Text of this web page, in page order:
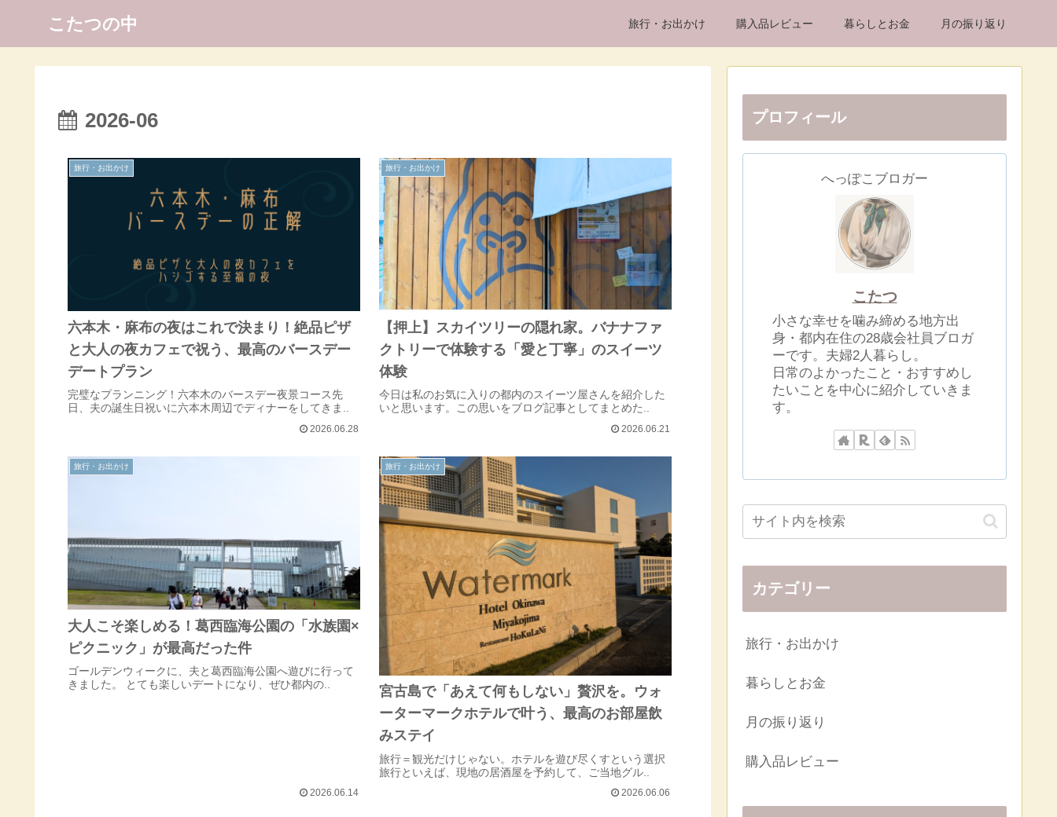
こたつの中 旅行・お出かけ 購入品レビュー 暮らしとお金 月の振り返り
2026-06
旅行・お出かけ
六本木・麻布の夜はこれで決まり！絶品ピザ
と大人の夜カフェで祝う、最高のバースデー
デートプラン
完璧なプランニング！六本木のバースデー夜景コース先
日、夫の誕生日祝いに六本木周辺でディナーをしてきま..
2026.06.28
旅行・お出かけ
【押上】スカイツリーの隠れ家。バナナファ
クトリーで体験する「愛と丁寧」のスイーツ
体験
今日は私のお気に入りの都内のスイーツ屋さんを紹介した
いと思います。この思いをブログ記事としてまとめた..
2026.06.21
旅行・お出かけ
大人こそ楽しめる！葛西臨海公園の「水族園×
ピクニック」が最高だった件
ゴールデンウィークに、夫と葛西臨海公園へ遊びに行って
きました。 とても楽しいデートになり、ぜひ都内の..
2026.06.14
旅行・お出かけ
宮古島で「あえて何もしない」贅沢を。ウォ
ーターマークホテルで叶う、最高のお部屋飲
みステイ
旅行＝観光だけじゃない。ホテルを遊び尽くすという選択
旅行といえば、現地の居酒屋を予約して、ご当地グル..
2026.06.06
プロフィール
へっぽこブロガー
こたつ
小さな幸せを噛み締める地方出
身・都内在住の28歳会社員ブロガ
ーです。夫婦2人暮らし。
日常のよかったこと・おすすめし
たいことを中心に紹介していきま
す。
カテゴリー
旅行・お出かけ
暮らしとお金
月の振り返り
購入品レビュー